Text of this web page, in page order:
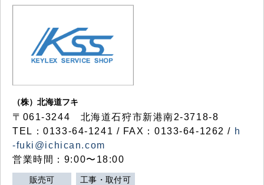
（株）北海道フキ
〒061-3244 北海道石狩市新港南2-3718-8
TEL：0133-64-1241 / FAX：0133-64-1262 / h
-fuki@ichican.com
営業時間：9:00〜18:00
販売可 工事・取付可